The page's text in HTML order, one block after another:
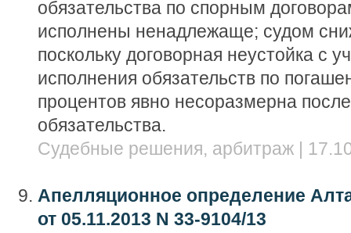
обязательства по спорным
исполнены ненадлежаще; судом
поскольку договорная неустойка с
исполнения обязательств по
процентов явно несоразмерна
обязательства.
Судебные решения, арбитраж |
Апелляционное определение
от 05.11.2013 N 33-9104/13